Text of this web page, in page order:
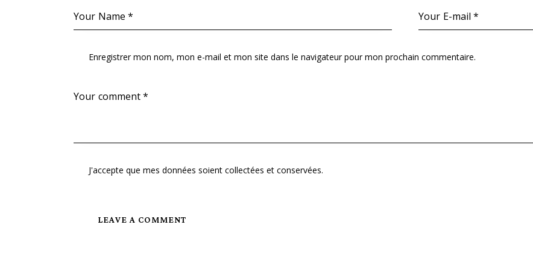
Enregistrer mon nom, mon e-mail et mon site dans le navigateur pour mon prochain commentaire.
J'accepte que mes données soient collectées et conservées.